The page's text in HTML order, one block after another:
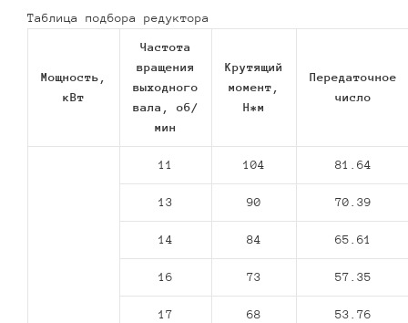
Таблица подбора редуктора
Мощность,
кВт
Частота
вращения
выходного
вала, об/
мин
Крутящий
момент,
Н*м
Передаточное
число
11 104 81.64
13 90 70.39
14 84 65.61
16 73 57.35
17 68 53.76